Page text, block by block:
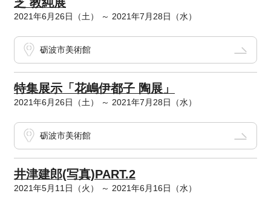
2021年6月26日（土） ～ 2021年7月28日（水）
砺波市美術館
特集展示「花嶋伊都子 陶展」
2021年6月26日（土） ～ 2021年7月28日（水）
砺波市美術館
井津建郎(写真)PART.2
2021年5月11日（火） ～ 2021年6月16日（水）